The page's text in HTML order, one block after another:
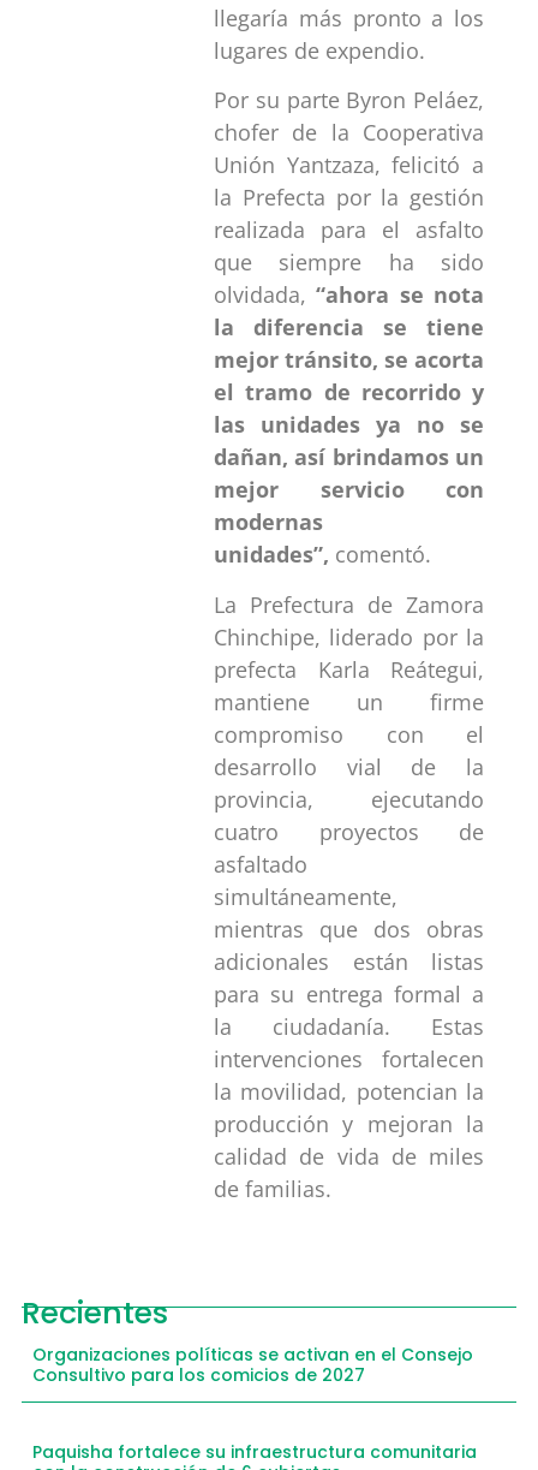
llegaría más pronto a los
lugares de expendio.
Por su parte Byron Peláez,
chofer de la Cooperativa
Unión Yantzaza, felicitó a
la Prefecta por la gestión
realizada para el asfalto
que siempre ha sido
olvidada, “ahora se nota
la diferencia se tiene
mejor tránsito, se acorta
el tramo de recorrido y
las unidades ya no se
dañan, así brindamos un
mejor servicio con
modernas
unidades”, comentó.
La Prefectura de Zamora
Chinchipe, liderado por la
prefecta Karla Reátegui,
mantiene un firme
compromiso con el
desarrollo vial de la
provincia, ejecutando
cuatro proyectos de
asfaltado
simultáneamente,
mientras que dos obras
adicionales están listas
para su entrega formal a
la ciudadanía. Estas
intervenciones fortalecen
la movilidad, potencian la
producción y mejoran la
calidad de vida de miles
de familias.
Recientes
Organizaciones políticas se activan en el Consejo
Consultivo para los comicios de 2027
Paquisha fortalece su infraestructura comunitaria